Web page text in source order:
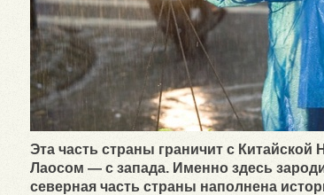
Эта часть страны граничит с
Лаосом — с запада. Именно здесь
северная часть страны наполнена